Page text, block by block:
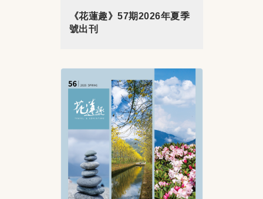
《花蓮趣》57期2026年夏季
號出刊